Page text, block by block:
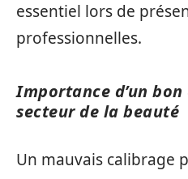
essentiel lors de
professionnelles.
Importance d’un
secteur de la beauté
Un mauvais calibrage